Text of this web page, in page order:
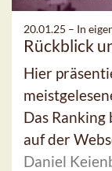
20.01.25 – In
Rückblick
Hier
Das
auf der
Daniel